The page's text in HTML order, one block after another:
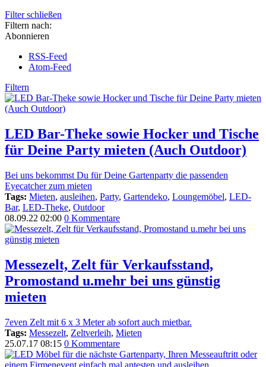
Filter schließen
Filtern nach:
Abonnieren
RSS-Feed
Atom-Feed
Filtern
LED Bar-Theke sowie Hocker und Tische
für Deine Party mieten (Auch Outdoor)
Bei uns bekommst Du für Deine Gartenparty die passenden
Eyecatcher zum mieten
Tags: Mieten, ausleihen, Party, Gartendeko, Loungemöbel, LED-
Bar, LED-Theke, Outdoor
08.09.22 02:00 0 Kommentare
Messezelt, Zelt für Verkaufsstand,
Promostand u.mehr bei uns günstig
mieten
7even Zelt mit 6 x 3 Meter ab sofort auch mietbar.
Tags: Messezelt, Zeltverleih, Mieten
25.07.17 08:15 0 Kommentare